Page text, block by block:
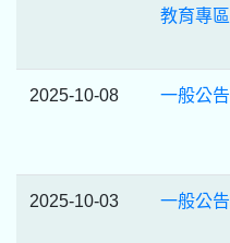
教育專區
2025-10-08 一般公告
2025-10-03 一般公告